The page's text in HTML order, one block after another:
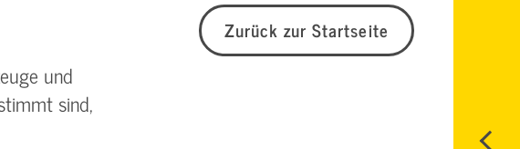
und
sind,
Zurück zur Startseite